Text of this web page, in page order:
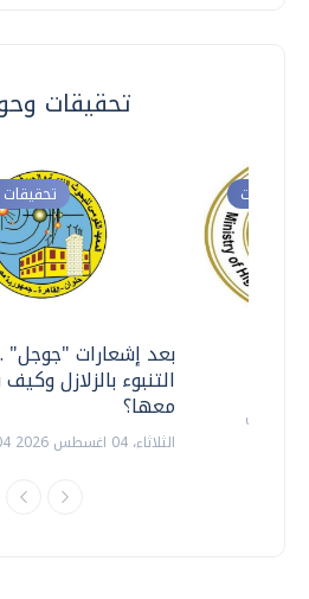
تحقيقات
بعد إشعارات
التنبوء بالزلازل
معها؟
الثلاثاء، 04 اغسطس 2026 04:04 م
وحوارات